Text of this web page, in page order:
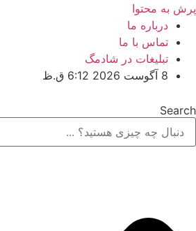
پرش به محتوا
درباره ما
تماس با ما
تبلیغات در شادمگ
8 آگوست 2026 6:12 ق.ظ
Search